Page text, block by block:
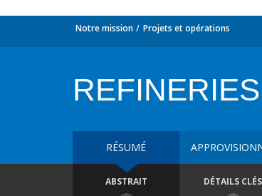
Notre mission Projets et opérations
RÉSUMÉ
ABSTRAIT DÉTAILS CLÉS